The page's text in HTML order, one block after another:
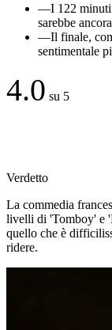
—I 122
sarebbe
—Il finale,
sentimentale
4.0 su 5
Verdetto
La commedia
livelli di 'Tomboy' e
quello che è
ridere.